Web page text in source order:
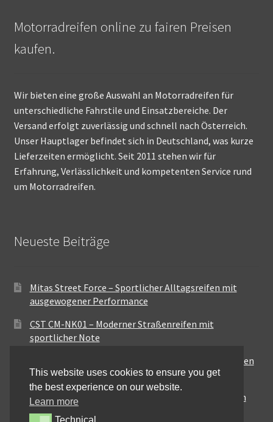
Motorradreifen online zu fairen Preisen
kaufen.
Wir bieten eine große Auswahl an Motorradreifen für
unterschiedliche Fahrstile und Einsatzbereiche. Der
Versand erfolgt zuverlässig und schnell nach Österreich.
Unser Hauptlager befindet sich in Deutschland, was kurze
Lieferzeiten ermöglicht. Seit 2011 stehen wir für
Erfahrung, Verlässlichkeit und kompetenten Service rund
um Motorradreifen.
Neueste Beiträge
Mitas Street Force – Sportlicher Alltagsreifen mit
ausgewogener Performance
CST CM-NK01 – Moderner Straßenreifen mit
sportlicher Note
Maxxis MA-ST3 – Ausgewogener Sport-Touring-Reifen
für vielseitige Einsätze
Pirelli City Demon – Zuverlässigkeit für den urbanen
Alltag
This website uses cookies to ensure you get
the best experience on our website.
Learn more
Technical